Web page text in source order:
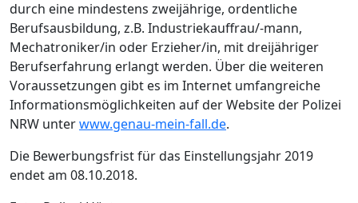
durch eine mindestens zweijährige, ordentliche
Berufsausbildung, z.B. Industriekauffrau/-mann,
Mechatroniker/in oder Erzieher/in, mit dreijähriger
Berufserfahrung erlangt werden. Über die weiteren
Voraussetzungen gibt es im Internet umfangreiche
Informationsmöglichkeiten auf der Website der Polizei
NRW unterwww.genau-mein-fall.de.
Die Bewerbungsfrist für das Einstellungsjahr 2019
endet am 08.10.2018.